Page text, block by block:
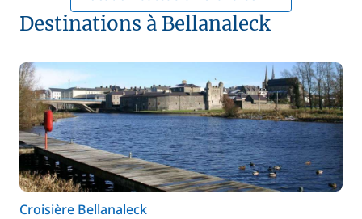
Destinations à Bellanaleck
Croisière Bellanaleck